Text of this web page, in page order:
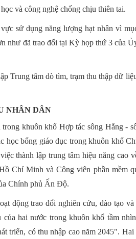
và công nghệ chống chịu thiên tai.
sử dụng năng lượng hạt nhân vì
như đã trao đổi tại Kỳ họp thứ 3 của
Trung tâm dò tìm, trạm thu thập dữ
NHÂN DÂN
khuôn khổ Hợp tác sông Hằng -
học bổng giáo dục trong khuôn khổ
thành lập trung tâm hiệu năng cao
Chí Minh và Công viên phần mềm
Chính phủ Ấn Độ.
động trao đổi nghiên cứu, đào tạo
hai nước trong khuôn khổ tầm
triển, có thu nhập cao năm 2045". Hai